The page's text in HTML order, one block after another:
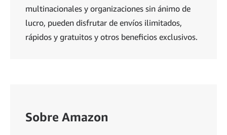
multinacionales y organizaciones sin ánimo de
lucro, pueden disfrutar de envíos ilimitados,
rápidos y gratuitos y otros beneficios exclusivos.
Sobre Amazon